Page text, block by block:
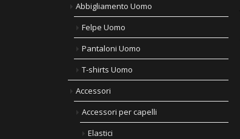
Abbigliamento Uomo
Felpe Uomo
Pantaloni Uomo
T-shirts Uomo
Accessori
Accessori per capelli
Elastici